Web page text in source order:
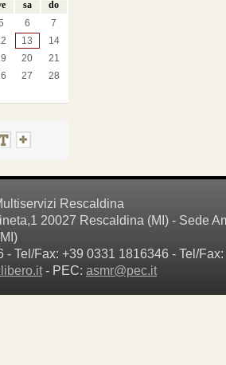
sa
do
6
7
13
14
20
21
27
28
Rescaldina
20027 Rescaldina (MI) - Sede
- Tel/Fax: +39 0331 1816346 - Tel/
- PEC: asmr@pec.it